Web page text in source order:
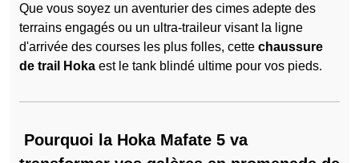
Que vous soyez un aventurier des cimes adepte des
terrains engagés ou un ultra-traileur visant la ligne
d'arrivée des courses les plus folles, cette chaussure
de trail Hoka est le tank blindé ultime pour vos pieds.
Pourquoi la Hoka Mafate 5 va